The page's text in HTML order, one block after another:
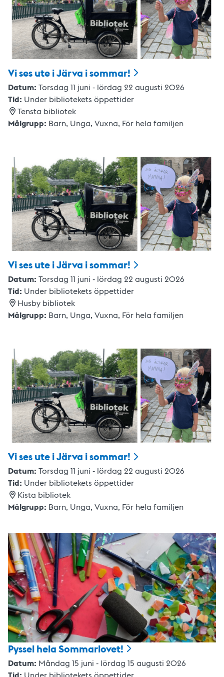
Vi ses ute i Järva isommar!
Datum: Torsdag 11 juni - lördag 22 augusti 2026
Tid: Under bibliotekets öppettider
Tensta bibliotek
Målgrupp: Barn, Unga, Vuxna, För hela familjen
Vi ses ute i Järva isommar!
Datum: Torsdag 11 juni - lördag 22 augusti 2026
Tid: Under bibliotekets öppettider
Husby bibliotek
Målgrupp: Barn, Unga, Vuxna, För hela familjen
Vi ses ute i Järva isommar!
Datum: Torsdag 11 juni - lördag 22 augusti 2026
Tid: Under bibliotekets öppettider
Kista bibliotek
Målgrupp: Barn, Unga, Vuxna, För hela familjen
Pyssel helaSommarlovet!
Datum: Måndag 15 juni - lördag 15 augusti 2026
Tid: Under bibliotekets öppettider